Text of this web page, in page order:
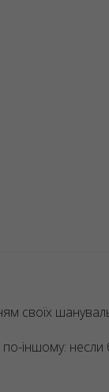
своїх
іншому: несли